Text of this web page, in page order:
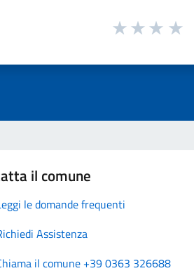
il comune
le domande frequenti
Assistenza
il comune +39 0363 326688